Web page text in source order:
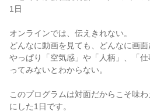
1日
オンラインでは、伝えきれない。
どんなに動画を見ても、どんなに画面
やっぱり「空気感」や「人柄」、「
ってみないとわからない。
このプログラムは対面だからこそ味
にした1日です。